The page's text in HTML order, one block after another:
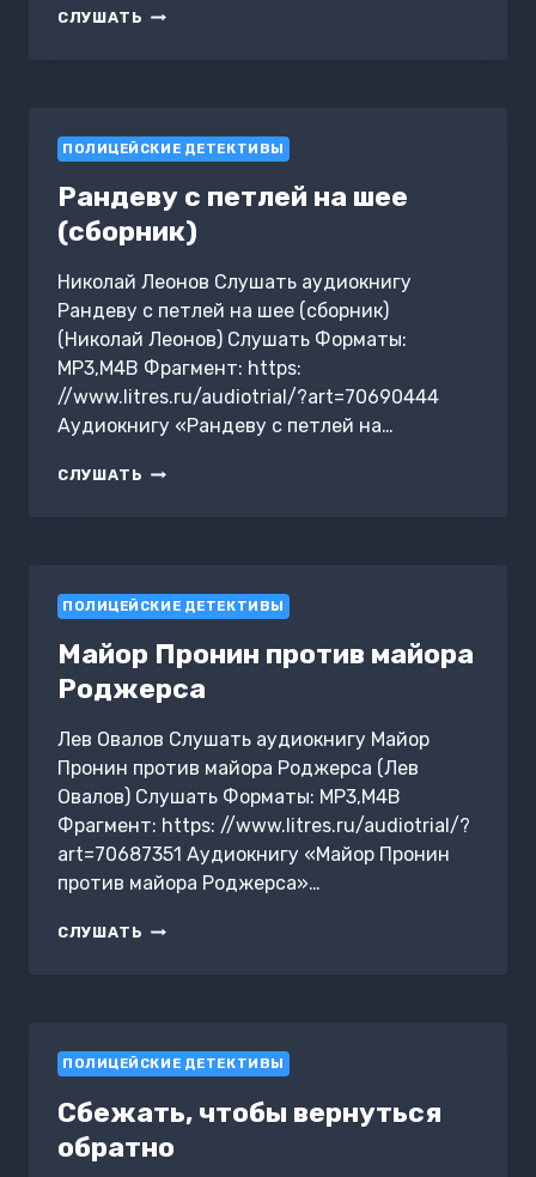
СЛУШАТЬ ДИЛЕММА
ПОЛИЦЕЙСКИЕ ДЕТЕКТИВЫ
Рандеву с петлей на шее
(сборник)
Николай Леонов Слушать аудиокнигу
Рандеву с петлей на шее (сборник)
(Николай Леонов) Слушать Форматы:
MP3,M4B Фрагмент: https:
//www.litres.ru/audiotrial/?art=70690444
Аудиокнигу «Рандеву с петлей на…
СЛУШАТЬ РАНДЕВУ
ПОЛИЦЕЙСКИЕ ДЕТЕКТИВЫ
Майор Пронин против майора
Роджерса
Лев Овалов Слушать аудиокнигу Майор
Пронин против майора Роджерса (Лев
Овалов) Слушать Форматы: MP3,M4B
Фрагмент: https: //www.litres.ru/audiotrial/?
art=70687351 Аудиокнигу «Майор Пронин
против майора Роджерса»…
СЛУШАТЬ МАЙОР
ПОЛИЦЕЙСКИЕ ДЕТЕКТИВЫ
Сбежать, чтобы вернуться
обратно